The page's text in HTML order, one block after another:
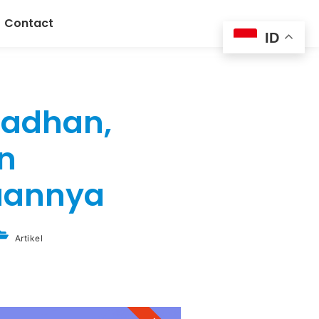
Contact
Artikel
ID